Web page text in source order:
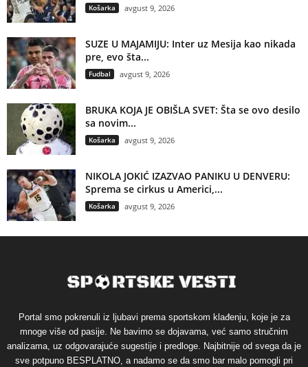
Košarka avgust 9, 2026
SUZE U MAJAMIJU: Inter uz Mesija kao nikada
pre, evo šta...
Fudbal avgust 9, 2026
BRUKA KOJA JE OBIŠLA SVET: Šta se ovo desilo
sa novim...
Košarka avgust 9, 2026
NIKOLA JOKIĆ IZAZVAO PANIKU U DENVERU:
Sprema se cirkus u Americi,...
Košarka avgust 9, 2026
Portal smo pokrenuli iz ljubavi prema sportskom klađenju, koje je za
mnoge više od pasije. Ne bavimo se dojavama, već samo stručnim
analizama, uz odgovarajuće sugestije i predloge. Najbitnije od svega da je
sve potpuno BESPLATNO, a nadamo se da smo bar malo pomogli pri